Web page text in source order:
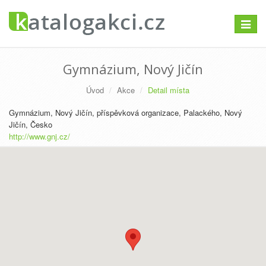
Gymnázium, Nový Jičín
Úvod Akce
Detail místa
Gymnázium, Nový Jičín, příspěvková organizace, Palackého, Nový
Jičín, Česko
http://www.gnj.cz/